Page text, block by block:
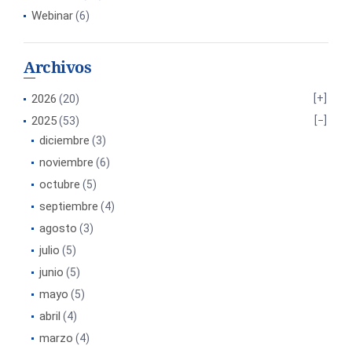
Webinar(6)
Archivos
2026 (20)
2025(53)
diciembre (3)
noviembre (6)
octubre (5)
septiembre (4)
agosto (3)
julio (5)
junio (5)
mayo (5)
abril (4)
marzo (4)